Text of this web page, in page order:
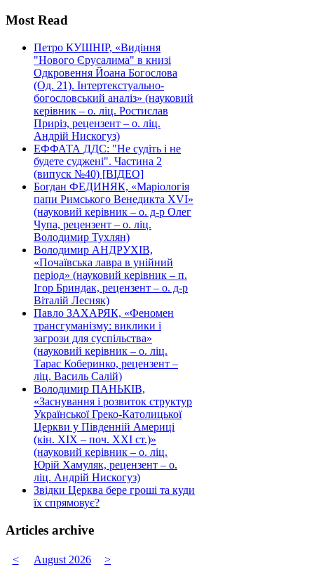
Most Read
Петро КУШНІР, «Видіння
"Нового Єрусалима" в книзі
Одкровення Йоана Богослова
(Од. 21). Інтертекстуально-
богословський аналіз» (науковий
керівник – о. ліц. Ростислав
Приріз, рецензент – о. ліц.
Андрій Нискогуз)
ЕФФАТА ДДС: "Не судіть і не
будете суджені". Частина 2
(випуск №40) [ВІДЕО]
Богдан ФЕДИНЯК, «Маріологія
папи Римського Венедикта XVI»
(науковий керівник – о. д-р Олег
Чупа, рецензент – о. ліц.
Володимир Тухлян)
Володимир АНДРУХІВ,
«Почаївська лавра в унійний
період» (науковий керівник – п.
Ігор Бриндак, рецензент – о. д-р
Віталій Лесняк)
Павло ЗАХАРЯК, «Феномен
трансгуманізму: виклики і
загрози для суспільства»
(науковий керівник – о. ліц.
Тарас Коберинко, рецензент –
ліц. Василь Салій)
Володимир ПАНЬКІВ,
«Заснування і розвиток структур
Української Греко-Католицької
Церкви у Південній Америці
(кін. ХІХ – поч. ХХІ ст.)»
(науковий керівник – о. ліц.
Юрій Хамуляк, рецензент – о.
ліц. Андрій Нискогуз)
Звідки Церква бере гроші та куди
їх спрямовує?
Articles archive
< August 2026
>